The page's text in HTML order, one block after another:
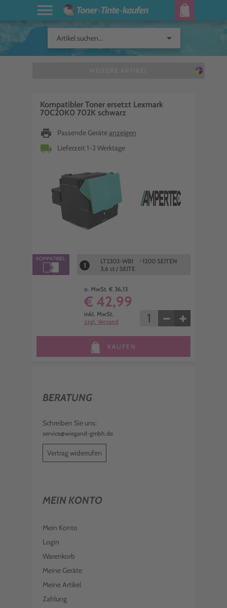
Artikel suchen... arrow_drop_down
Kompatibler Toner ersetzt Lexmark
70C20K0 702K schwarz
print Passende Geräteanzeigen
local_shipping Lieferzeit 1-2 Werktage
1
LT2303-WB1 ~1200 SEITEN
3,6 ct / SEITE
o. MwSt. € 36,13
€ 42,99
inkl. MwSt.
zzgl. Versand
− +
KAUFEN
BERATUNG
Schreiben Sie uns:
service@wiegand-gmbh.de
Vertrag widerrufen
MEIN KONTO
Mein Konto
Login
Warenkorb
Meine Geräte
Meine Artikel
Zahlung